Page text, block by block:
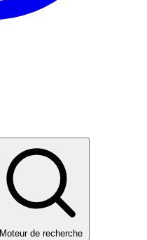
Moteur de recherche